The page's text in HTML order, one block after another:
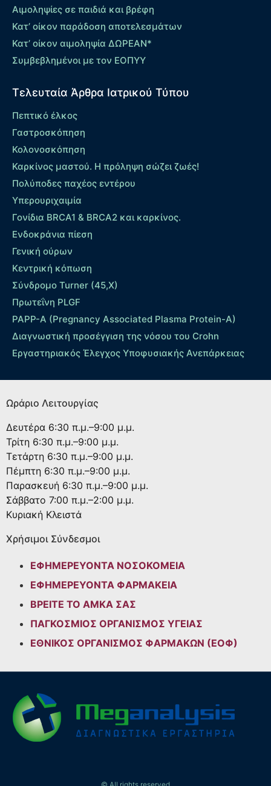
Αιμοληψίες σε παιδιά και βρέφη
Κατ’ οίκον παράδοση αποτελεσμάτων
Κατ’ οίκον αιμοληψία ΔΩΡΕΑΝ*
Συμβεβλημένοι με τον ΕΟΠΥΥ
Τελευταία Άρθρα Ιατρικού Τύπου
Πεπτικό έλκος
Γαστροσκόπηση
Κολονοσκόπηση
Καρκίνος μαστού. Η πρόληψη σώζει ζωές!
Πολύποδες παχέος εντέρου
Yπερουριχαιμία
Γονίδια BRCA1 & BRCA2 και καρκίνος.
Ενδοκράνια πίεση
Γενική ούρων
Κεντρική κόπωση
Σύνδρομο Turner (45,X)
Πρωτεΐνη PLGF
PAPP-A (Pregnancy Associated Plasma Protein-A)
Διαγνωστική προσέγγιση της νόσου του Crohn
Εργαστηριακός Έλεγχος Υποφυσιακής Ανεπάρκειας
Ωράριο Λειτουργίας
Δευτέρα 6:30 π.μ.–9:00 μ.μ.
Τρίτη 6:30 π.μ.–9:00 μ.μ.
Τετάρτη 6:30 π.μ.–9:00 μ.μ.
Πέμπτη 6:30 π.μ.–9:00 μ.μ.
Παρασκευή 6:30 π.μ.–9:00 μ.μ.
Σάββατο 7:00 π.μ.–2:00 μ.μ.
Κυριακή Κλειστά
Χρήσιμοι Σύνδεσμοι
ΕΦΗΜΕΡΕΥΟΝΤΑ ΝΟΣΟΚΟΜΕΙΑ
ΕΦΗΜΕΡΕΥΟΝΤΑ ΦΑΡΜΑΚΕΙΑ
ΒΡΕΙΤΕ ΤΟ ΑΜΚΑ ΣΑΣ
ΠΑΓΚΟΣΜΙΟΣ ΟΡΓΑΝΙΣΜΟΣ ΥΓΕΙΑΣ
ΕΘΝΙΚΟΣ ΟΡΓΑΝΙΣΜΟΣ ΦΑΡΜΑΚΩΝ (ΕΟΦ)